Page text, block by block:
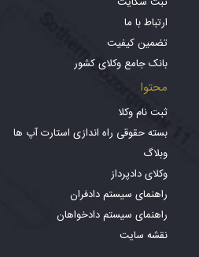
ارتباط با ما
تضمین کیفیت
بانک جامع وکلای کشور
محتوا
ثبت نام وکلا
بسته حقوقی راه اندازی استارت آپ ها
وبلاگ
وکلای دادپرداز
راهنمای سیستم دادفران
راهنمای سیستم دادخواهان
نقشه سایت